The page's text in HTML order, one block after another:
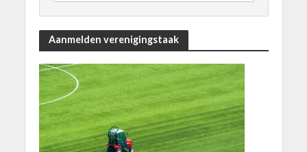
Aanmelden verenigingstaak